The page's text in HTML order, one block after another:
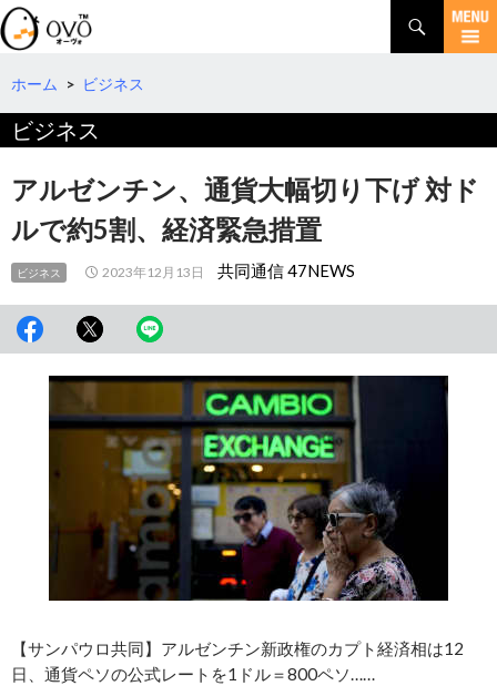
検
索
コ
テ
へ
移
ホーム > ビジネス
ビジネス
アルゼンチン、通貨大幅切り下げ 対ド
ルで約5割、経済緊急措置
ビジネス 2023年12月13日 共同通信 47NEWS
【サンパウロ共同】アルゼンチン新政権のカプト経済相は12
日、通貨ペソの公式レートを1ドル＝800ペソ……